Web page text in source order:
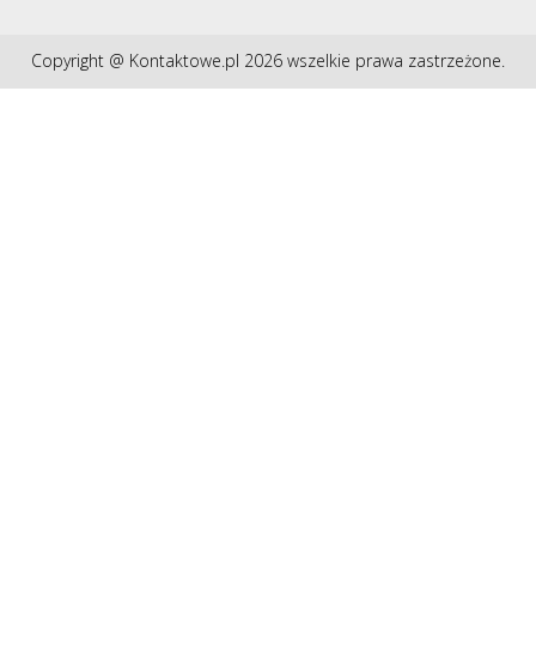
Copyright @ Kontaktowe.pl 2026 wszelkie prawa zastrzeżone.